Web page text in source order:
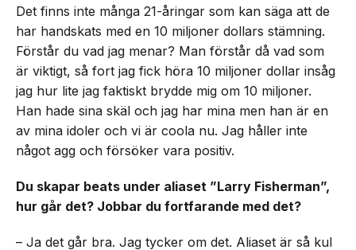
Det finns inte många 21-åringar som kan säga att de
har handskats med en 10 miljoner dollars stämning.
Förstår du vad jag menar? Man förstår då vad som
är viktigt, så fort jag fick höra 10 miljoner dollar insåg
jag hur lite jag faktiskt brydde mig om 10 miljoner.
Han hade sina skäl och jag har mina men han är en
av mina idoler och vi är coola nu. Jag håller inte
något agg och försöker vara positiv.
Du skapar beats under aliaset ”Larry Fisherman”,
hur går det? Jobbar du fortfarande med det?
– Ja det går bra. Jag tycker om det. Aliaset är så kul